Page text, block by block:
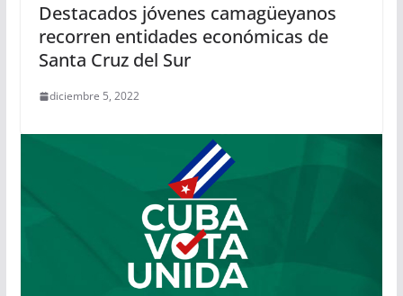
Destacados jóvenes camagüeyanos
recorren entidades económicas de
Santa Cruz del Sur
diciembre 5, 2022